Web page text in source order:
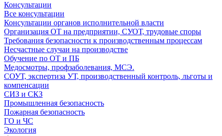
Консультации
Все консультации
Консультации органов исполнительной власти
Организация ОТ на предприятии, СУОТ, трудовые споры
Требования безопасности к производственным процессам
Несчастные случаи на производстве
Обучение по ОТ и ПБ
Медосмотры, профзаболевания, МСЭ.
СОУТ, экспертиза УТ, производственный контроль, льготы и
компенсации
СИЗ и СКЗ
Промышленная безопасность
Пожарная безопасность
ГО и ЧС
Экология